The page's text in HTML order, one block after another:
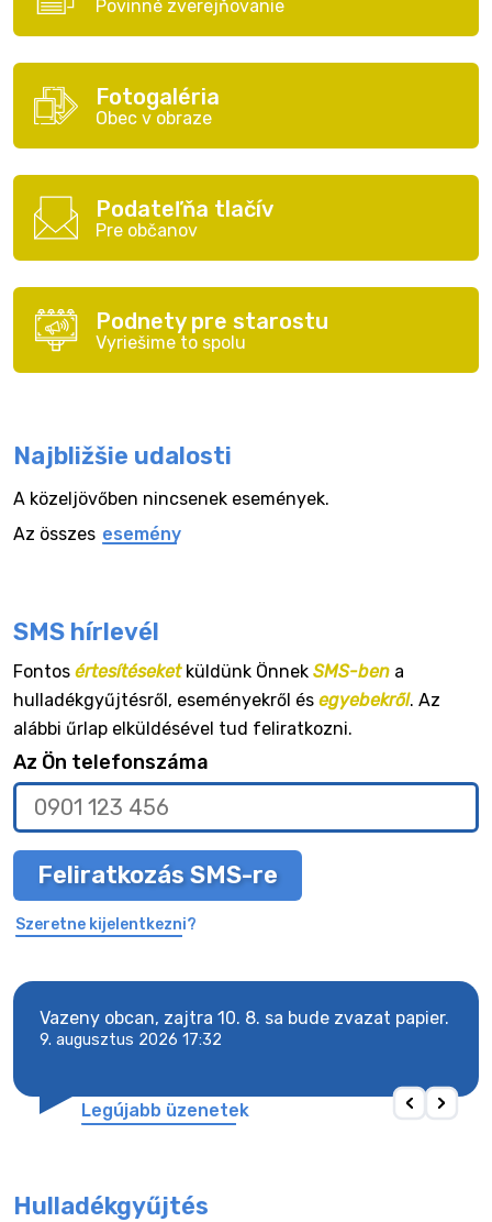
Povinné zverejňovanie
Fotogaléria
Obec v obraze
Podateľňa tlačív
Pre občanov
Podnety pre starostu
Vyriešime to spolu
Najbližšie udalosti
A közeljövőben nincsenek események.
Az összes esemény
SMS hírlevél
Fontos értesítéseketküldünk Önnek SMS-ben a
hulladékgyűjtésről, eseményekről és egyebekről. Az
alábbi űrlap elküldésével tud feliratkozni.
Az Ön telefonszáma
Feliratkozás SMS-re
Szeretne kijelentkezni?
Vazeny obcan, zajtra 10. 8. sa bude zvazat papier.
9. augusztus 2026 17:32
Legújabb üzenetek
Hulladékgyűjtés